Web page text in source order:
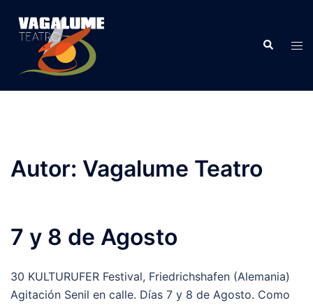
Autor: Vagalume Teatro
7 y 8 de Agosto
30 KULTURUFER Festival, Friedrichshafen (Alemania)
Agitación Senil en calle. Días 7 y 8 de Agosto. Como